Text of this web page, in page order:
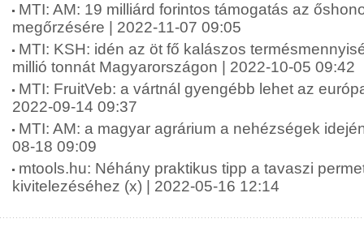
MTI: AM: 19 milliárd forintos támogatás az
megőrzésére | 2022-11-07 09:05
MTI: KSH: idén az öt fő kalászos
millió tonnát Magyarországon | 2022-10-05 09:42
MTI: FruitVeb: a vártnál gyengébb lehet az
2022-09-14 09:37
MTI: AM: a magyar agrárium a nehézségek
08-18 09:09
mtools.hu: Néhány praktikus tipp a tavaszi
kivitelezéséhez (x) | 2022-05-16 12:14